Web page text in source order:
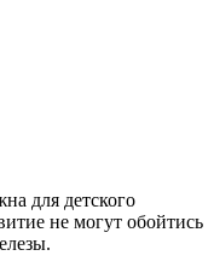
для детского
не могут обойтись